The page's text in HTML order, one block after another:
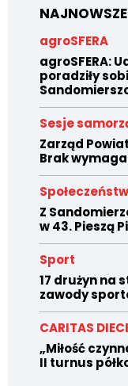
agroSFERA
agroSFERA:
poradziły
Sesje
Zarząd
Brak
Z
w 43. Pieszą
Sport
17 drużyn na
zawody
CARITAS
„Miłość
II turnus